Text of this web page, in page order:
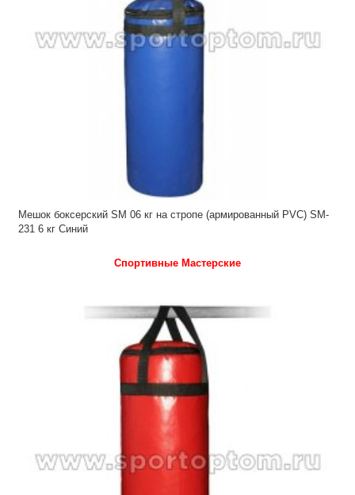
Мешок боксерский SM 06 кг на стропе (армированный PVC) SM-
231 6 кг Синий
Спортивные Мастерские